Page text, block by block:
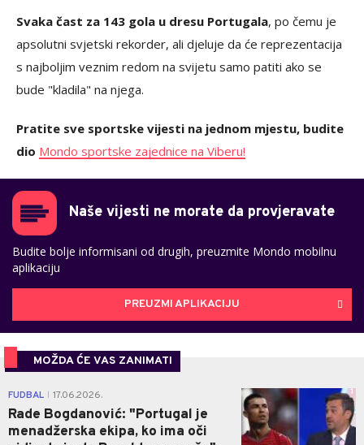
Svaka čast za 143 gola u dresu Portugala, po čemu je
apsolutni svjetski rekorder, ali djeluje da će reprezentacija
s najboljim veznim redom na svijetu samo patiti ako se
bude "kladila" na njega.
Pratite sve sportske vijesti na jednom mjestu, budite
dio Mondo sportske zajednice na Viberu!
Naše vijesti ne morate da provjeravate
Budite bolje informisani od drugih, preuzmite Mondo mobilnu
aplikaciju
PREUZMI APLIKACIJU
MOŽDA ĆE VAS ZANIMATI
FUDBAL 17.06.2026.
Rade Bogdanović: "Portugal je
menadžerska ekipa, ko ima oči
1